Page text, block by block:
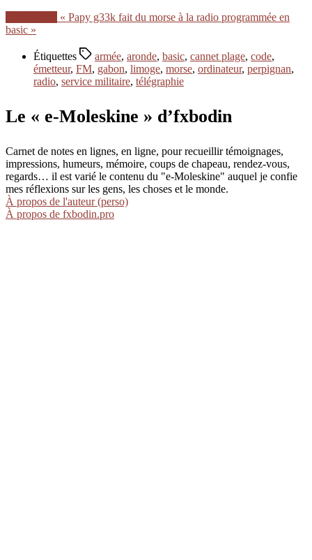
« Papy g33k fait du morse à la radio programmée en
basic »
Étiquettes armée, aronde, basic, cannet plage, code,
émetteur, FM, gabon, limoge, morse, ordinateur, perpignan,
radio, service militaire, télégraphie
Le « e-Moleskine » d’fxbodin
Carnet de notes en lignes, en ligne, pour recueillir témoignages,
impressions, humeurs, mémoire, coups de chapeau, rendez-vous,
regards… il est varié le contenu du "e-Moleskine" auquel je confie
mes réflexions sur les gens, les choses et le monde.
À propos de l'auteur (perso)
À propos de fxbodin.pro